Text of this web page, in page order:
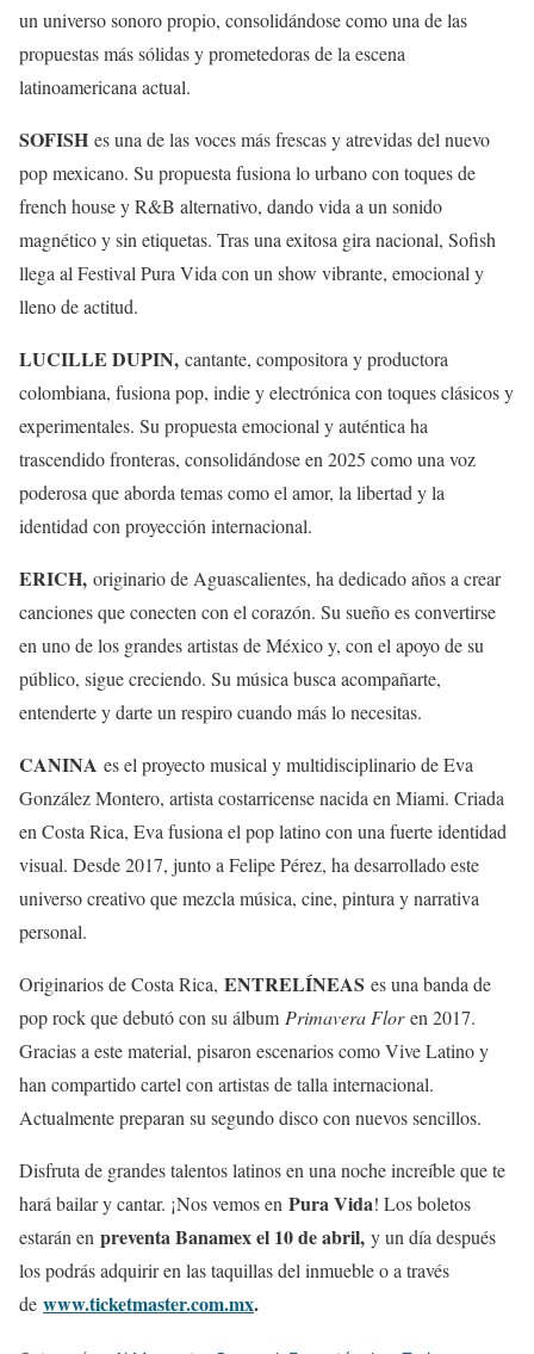
un universo sonoro propio, consolidándose como una de las
propuestas más sólidas y prometedoras de la escena
latinoamericana actual.
SOFISH es una de las voces más frescas y atrevidas del nuevo
pop mexicano. Su propuesta fusiona lo urbano con toques de
french house y R&B alternativo, dando vida a un sonido
magnético y sin etiquetas. Tras una exitosa gira nacional, Sofish
llega al Festival Pura Vida con un show vibrante, emocional y
lleno de actitud.
LUCILLE DUPIN, cantante, compositora y productora
colombiana, fusiona pop, indie y electrónica con toques clásicos y
experimentales. Su propuesta emocional y auténtica ha
trascendido fronteras, consolidándose en 2025 como una voz
poderosa que aborda temas como el amor, la libertad y la
identidad con proyección internacional.
ERICH, originario de Aguascalientes, ha dedicado años a crear
canciones que conecten con el corazón. Su sueño es convertirse
en uno de los grandes artistas de México y, con el apoyo de su
público, sigue creciendo. Su música busca acompañarte,
entenderte y darte un respiro cuando más lo necesitas.
CANINA es el proyecto musical y multidisciplinario de Eva
González Montero, artista costarricense nacida en Miami. Criada
en Costa Rica, Eva fusiona el pop latino con una fuerte identidad
visual. Desde 2017, junto a Felipe Pérez, ha desarrollado este
universo creativo que mezcla música, cine, pintura y narrativa
personal.
Originarios de Costa Rica, ENTRELÍNEAS es una banda de
pop rock que debutó con su álbum Primavera Floren 2017.
Gracias a este material, pisaron escenarios como Vive Latino y
han compartido cartel con artistas de talla internacional.
Actualmente preparan su segundo disco con nuevos sencillos.
Disfruta de grandes talentos latinos en una noche increíble que te
hará bailar y cantar. ¡Nos vemos en Pura Vida! Los boletos
estarán en preventa Banamex el 10 de abril, y un día después
los podrás adquirir en las taquillas del inmueble o a través
de www.ticketmaster.com.mx.